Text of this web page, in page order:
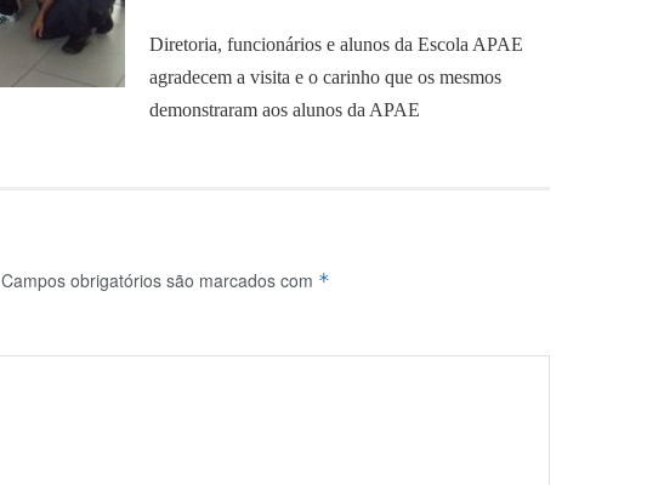
Diretoria, funcionários e alunos da Escola APAE
agradecem a visita e o carinho que os mesmos
demonstraram aos alunos da APAE
Campos obrigatórios são marcados com *